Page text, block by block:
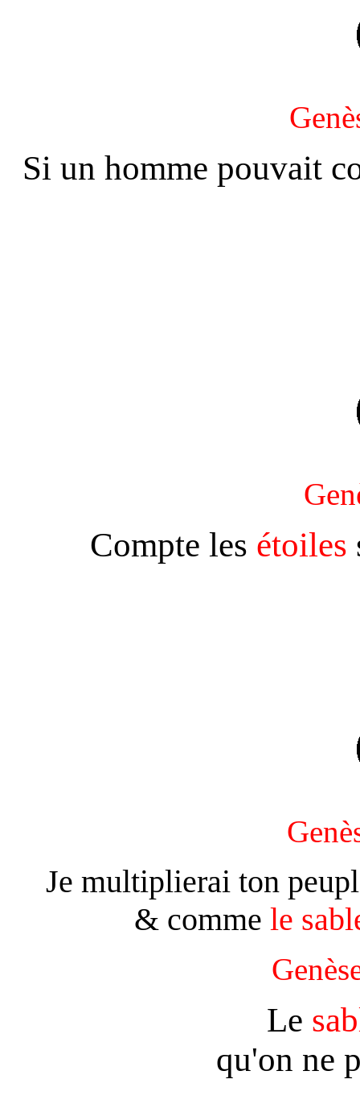
Si un homme pouvait
Compte les étoiles
Je multiplierai ton
& comme le
Le
qu'on ne